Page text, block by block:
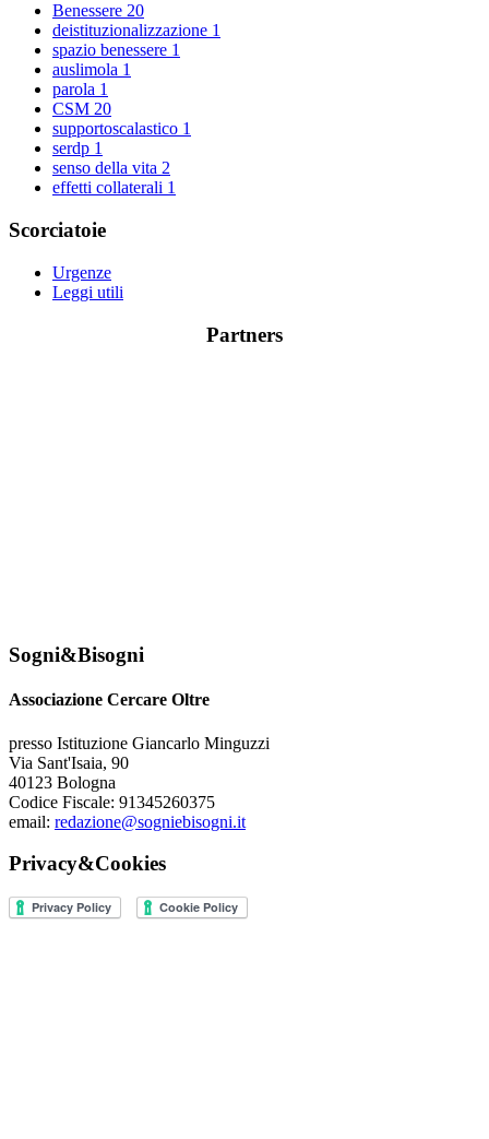
Benessere 20
deistituzionalizzazione 1
spazio benessere 1
auslimola 1
parola 1
CSM 20
supportoscalastico 1
serdp 1
senso della vita 2
effetti collaterali 1
Scorciatoie
Urgenze
Leggi utili
Partners
Sogni&Bisogni
Associazione Cercare Oltre
presso Istituzione Giancarlo Minguzzi
Via Sant'Isaia, 90
40123 Bologna
Codice Fiscale: 91345260375
email: redazione@sogniebisogni.it
Privacy&Cookies